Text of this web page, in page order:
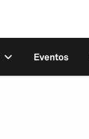
Eventos